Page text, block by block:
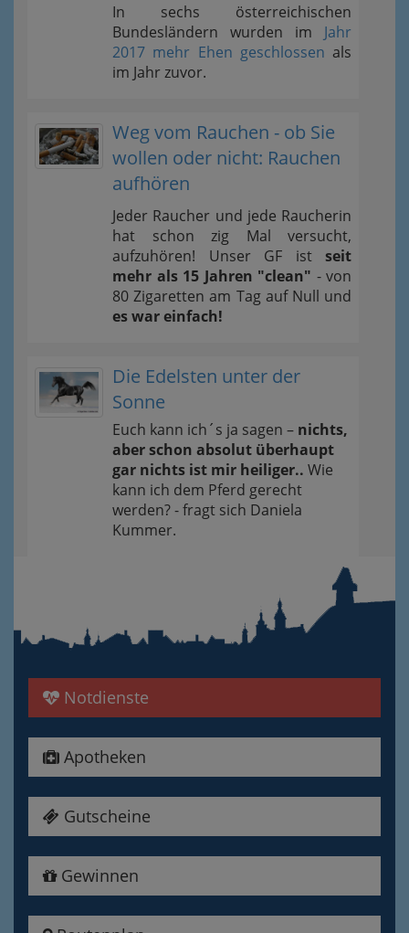
In sechs österreichischen
Bundesländern wurden im Jahr
2017 mehr Ehen geschlossen als
im Jahr zuvor.
Weg vom Rauchen - ob Sie
wollen oder nicht: Rauchen
aufhören
Jeder Raucher und jede Raucherin
hat schon zig Mal versucht,
aufzuhören! Unser GF ist seit
mehr als 15 Jahren "clean" - von
80 Zigaretten am Tag auf Null und
es war einfach!
Die Edelsten unter der
Sonne
Euch kann ich´s ja sagen – nichts,
aber schon absolut überhaupt
gar nichts ist mir heiliger.. Wie
kann ich dem Pferd gerecht
werden? - fragt sich Daniela
Kummer.
Notdienste
Apotheken
Gutscheine
Gewinnen